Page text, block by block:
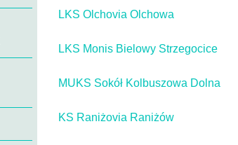
LKS Olchovia Olchowa
LKS Monis Bielowy Strzegocice
MUKS Sokół Kolbuszowa Dolna
KS Raniżovia Raniżów